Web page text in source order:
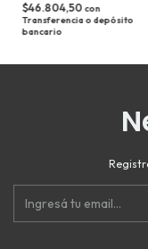
$46.804,50 con
Transferencia o depósito
bancario